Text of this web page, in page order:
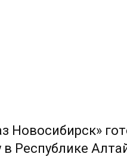
Новосибирск»
Республике